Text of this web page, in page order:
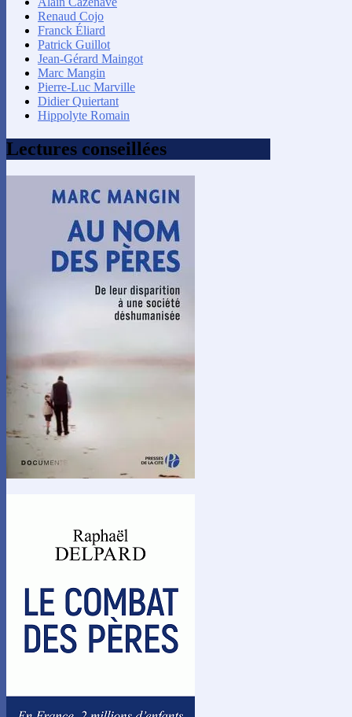
Renaud Cojo
Franck Éliard
Patrick Guillot
Jean-Gérard Maingot
Marc Mangin
Pierre-Luc Marville
Didier Quiertant
Hippolyte Romain
Lectures conseillées